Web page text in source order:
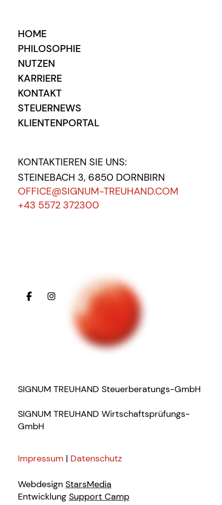
HOME
PHILOSOPHIE
NUTZEN
KARRIERE
KONTAKT
STEUERNEWS
KLIENTENPORTAL
KONTAKTIEREN SIE UNS:
STEINEBACH 3, 6850 DORNBIRN
OFFICE@SIGNUM-TREUHAND.COM
+43 5572 372300
SIGNUM TREUHAND Steuerberatungs-GmbH
SIGNUM TREUHAND Wirtschaftsprüfungs-
GmbH
Impressum | Datenschutz
Webdesign StarsMedia
Entwicklung Support Camp